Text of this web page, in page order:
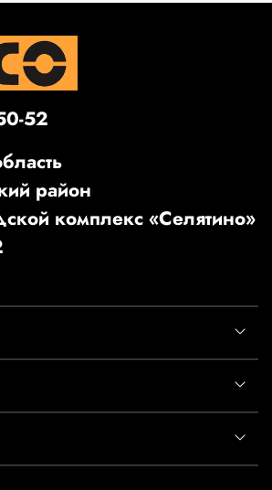
52
район
комплекс «Селятино»